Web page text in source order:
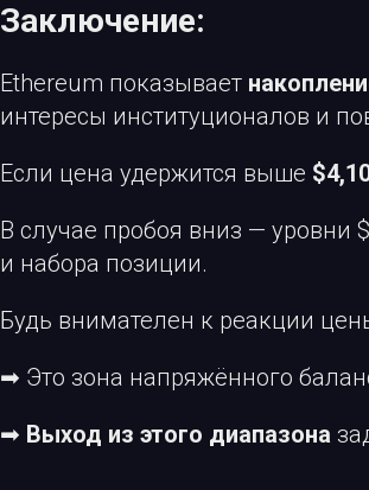
Заключение:
Ethereum показывает
интересы институционалов и
Если цена удержится выше
В случае пробоя вниз — уровни
и набора позиции.
Будь внимателен к реакции
➡ Это зона напряжённого
➡ Выход из этого диапазона